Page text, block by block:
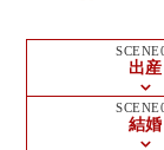
出産
結婚